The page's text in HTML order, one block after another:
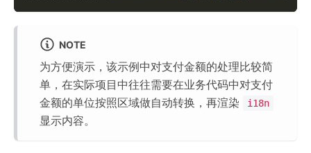
NOTE
为方便演示，该示例中对支付金额的处理比较简
单，在实际项目中往往需要在业务代码中对支付
金额的单位按照区域做自动转换，再渲染
i18n
显示内容。